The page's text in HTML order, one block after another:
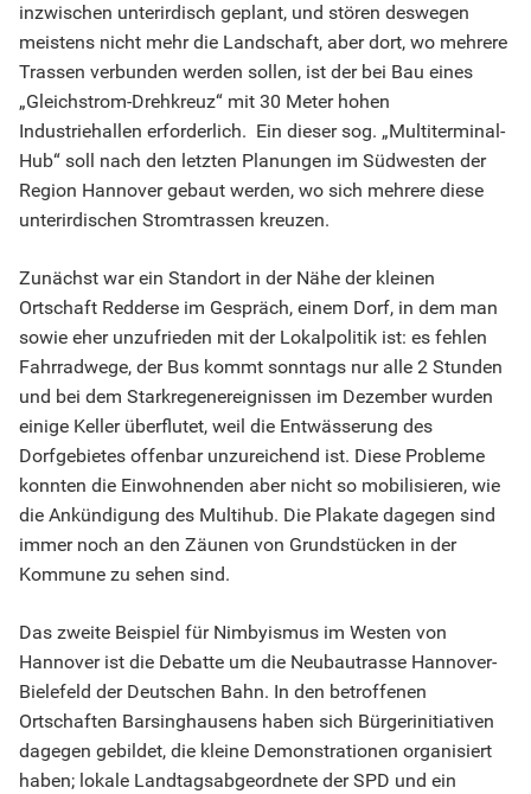
inzwischen unterirdisch geplant, und stören deswegen
meistens nicht mehr die Landschaft, aber dort, wo mehrere
Trassen verbunden werden sollen, ist der bei Bau eines
„Gleichstrom-Drehkreuz“ mit 30 Meter hohen
Industriehallen erforderlich. Ein dieser sog. „Multiterminal-
Hub“ soll nach den letzten Planungen im Südwesten der
Region Hannover gebaut werden, wo sich mehrere diese
unterirdischen Stromtrassen kreuzen.
Zunächst war ein Standort in der Nähe der kleinen
Ortschaft Redderse im Gespräch, einem Dorf, in dem man
sowie eher unzufrieden mit der Lokalpolitik ist: es fehlen
Fahrradwege, der Bus kommt sonntags nur alle 2 Stunden
und bei dem Starkregenereignissen im Dezember wurden
einige Keller überflutet, weil die Entwässerung des
Dorfgebietes offenbar unzureichend ist. Diese Probleme
konnten die Einwohnenden aber nicht so mobilisieren, wie
die Ankündigung des Multihub. Die Plakate dagegen sind
immer noch an den Zäunen von Grundstücken in der
Kommune zu sehen sind.
Das zweite Beispiel für Nimbyismus im Westen von
Hannover ist die Debatte um die Neubautrasse Hannover-
Bielefeld der Deutschen Bahn. In den betroffenen
Ortschaften Barsinghausens haben sich Bürgerinitiativen
dagegen gebildet, die kleine Demonstrationen organisiert
haben; lokale Landtagsabgeordnete der SPD und ein